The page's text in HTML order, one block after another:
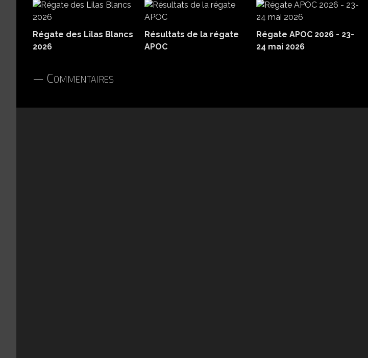
Régate des Lilas Blancs
2026
Résultats de la régate
APOC
Régate APOC 2026 - 23-
24 mai 2026
Commentaires